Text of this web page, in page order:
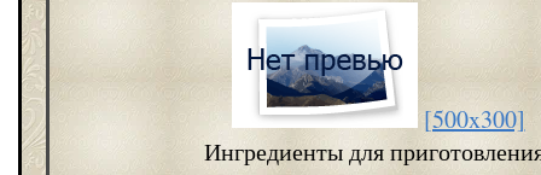
[500x300]
Ингредиенты для